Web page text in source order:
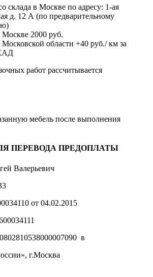
склада в Москве по адресу: 1-ая
д. 12 А (по предварительному
Москве 2000 руб.
Московской области +40 руб./ км за
работ рассчитывается
мебель после выполнения
ПЕРЕВОДА ПРЕДОПЛАТЫ
Валерьевич
от 04.02.2015
в
г.Москва